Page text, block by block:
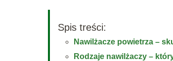
Spis treści:
Nawilżacze powietrza –
Rodzaje nawilżaczy –